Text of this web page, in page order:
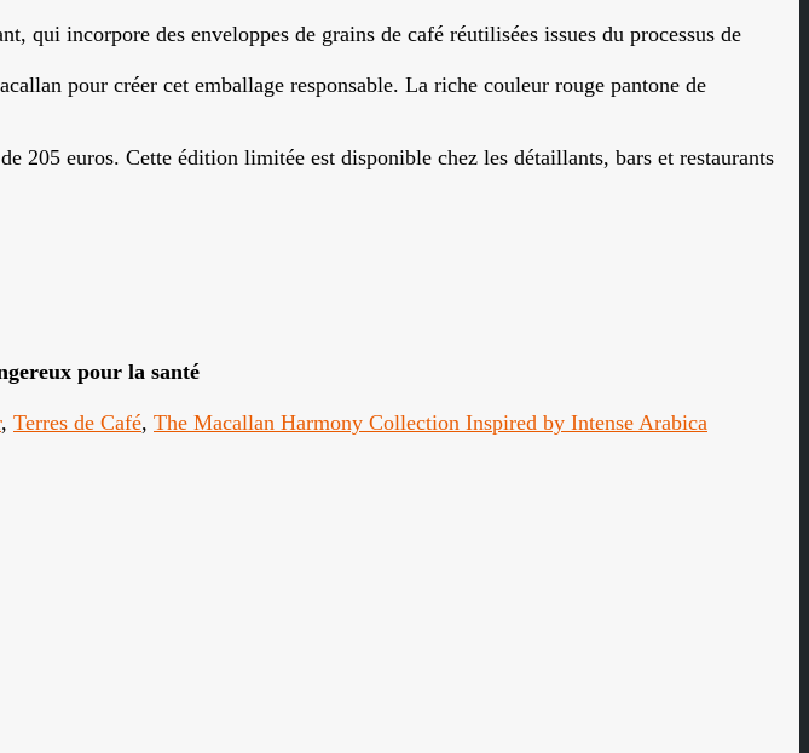
incorpore des enveloppes de grains de café réutilisées issues du processus de
pour créer cet emballage responsable. La riche couleur rouge pantone de
euros. Cette édition limitée est disponible chez les détaillants, bars et restaurants
pour la santé
, Terres de Café, The Macallan Harmony Collection Inspired by Intense Arabica